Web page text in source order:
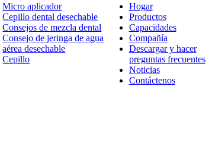
Micro aplicador
Cepillo dental desechable
Consejos de mezcla dental
Consejo de jeringa de agua
aérea desechable
Cepillo
Hogar
Productos
Capacidades
Compañía
Descargar y hacer
preguntas frecuentes
Noticias
Contáctenos